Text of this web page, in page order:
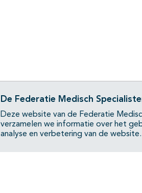
De Federatie Medisch
Deze website van de Federatie
verzamelen we informatie over het
analyse en verbetering van de website.